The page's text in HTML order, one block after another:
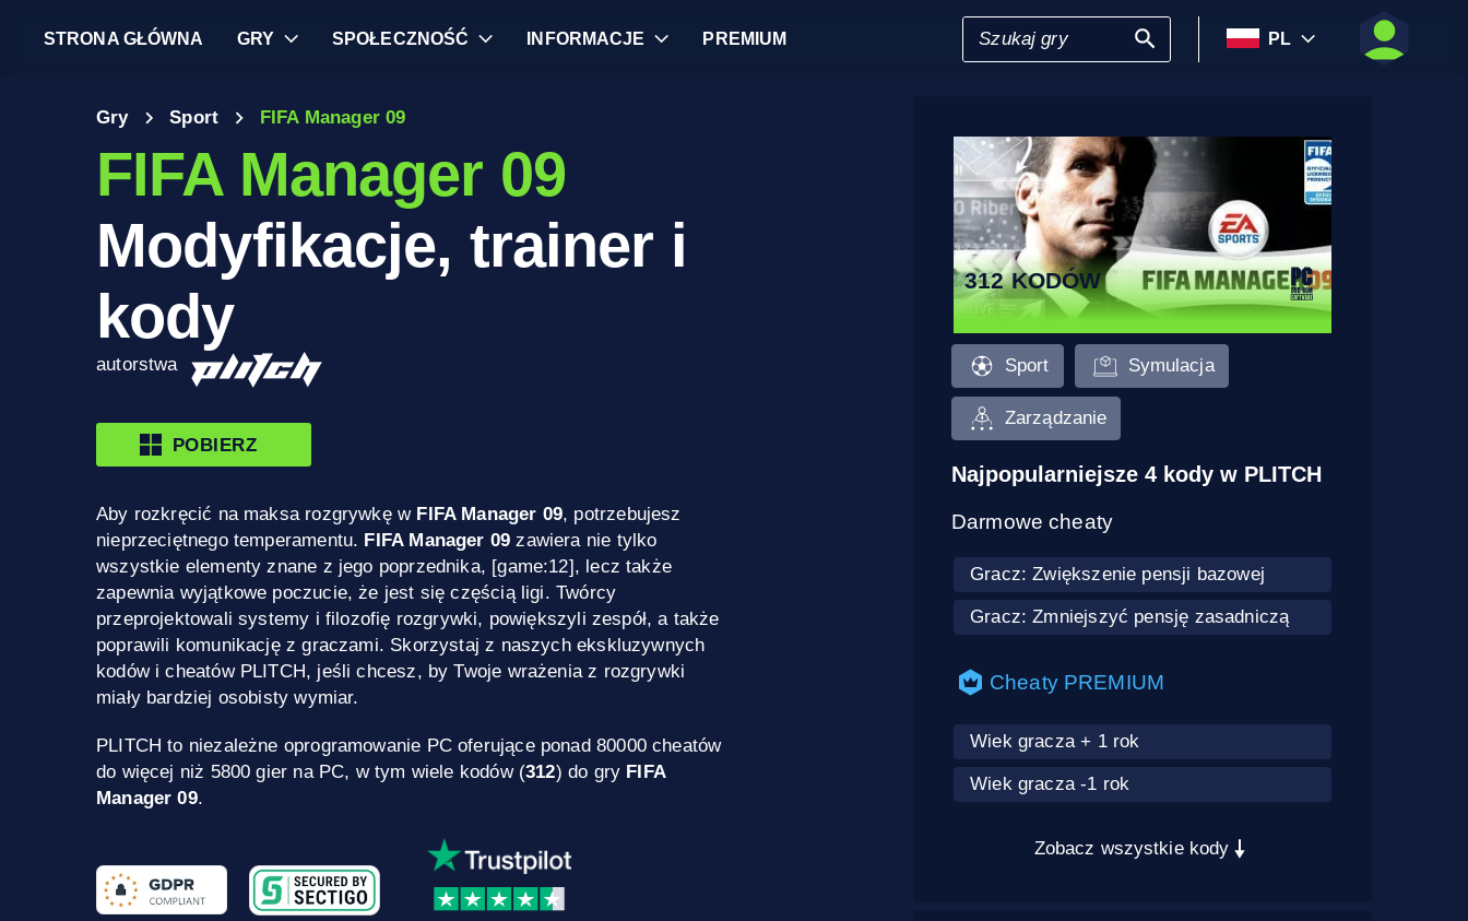
STRONA GŁÓWNA GRY SPOŁECZNOŚĆ INFORMACJE PREMIUM PL
Gry Sport FIFA Manager 09
FIFA Manager 09
Modyfikacje, trainer i
kody
autorstwa
POBIERZ
Aby rozkręcić na maksa rozgrywkę w FIFA Manager 09, potrzebujesz
nieprzeciętnego temperamentu. FIFA Manager 09 zawiera nie tylko
wszystkie elementy znane z jego poprzednika, [game:12], lecz także
zapewnia wyjątkowe poczucie, że jest się częścią ligi. Twórcy
przeprojektowali systemy i filozofię rozgrywki, powiększyli zespół, a także
poprawili komunikację z graczami. Skorzystaj z naszych ekskluzywnych
kodów i cheatów PLITCH, jeśli chcesz, by Twoje wrażenia z rozgrywki
miały bardziej osobisty wymiar.
PLITCH to niezależne oprogramowanie PC oferujące ponad 80000 cheatów
do więcej niż 5800 gier na PC, w tym wiele kodów (312) do gry FIFA
Manager 09.
312 KODÓW
Sport Symulacja
Zarządzanie
Najpopularniejsze 4 kody w PLITCH
Darmowe cheaty
Gracz: Zwiększenie pensji bazowej
Gracz: Zmniejszyć pensję zasadniczą
Cheaty PREMIUM
Wiek gracza + 1 rok
Wiek gracza -1 rok
Zobacz wszystkie kody